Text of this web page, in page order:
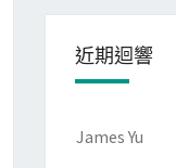
近期迴響
James Yu